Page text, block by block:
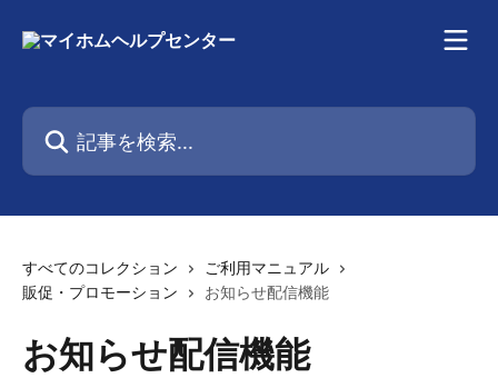
記事を検索...
すべてのコレクション
ご利用マニュアル
販促・プロモーション
お知らせ配信機能
お知らせ配信機能